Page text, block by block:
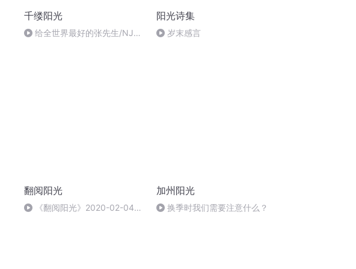
千缕阳光
给全世界最好的张先生/NJ江
阳光诗集
岁末感言
翻阅阳光
《翻阅阳光》2020-02-04
加州阳光
换季时我们需要注意什么？